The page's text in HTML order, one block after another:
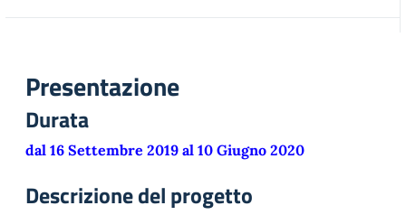
Presentazione
Durata
dal 16 Settembre 2019 al 10 Giugno 2020
Descrizione del progetto